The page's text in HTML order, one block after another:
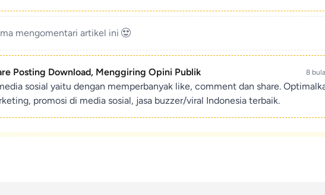
mengomentari artikel ini
Posting Download, Menggiring Opini Publik 8
sosial yaitu dengan memperbanyak like, comment dan share.
promosi di media sosial, jasa buzzer/viral Indonesia terbaik.